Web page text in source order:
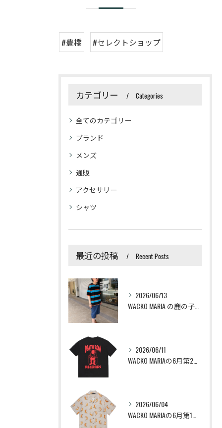
#豊橋 #セレクトショップ
カテゴリー Categories
全てのカテゴリー
ブランド
メンズ
通販
アクセサリー
シャツ
最近の投稿 Recent Posts
2026/06/13
2026/06/11
2026/06/04